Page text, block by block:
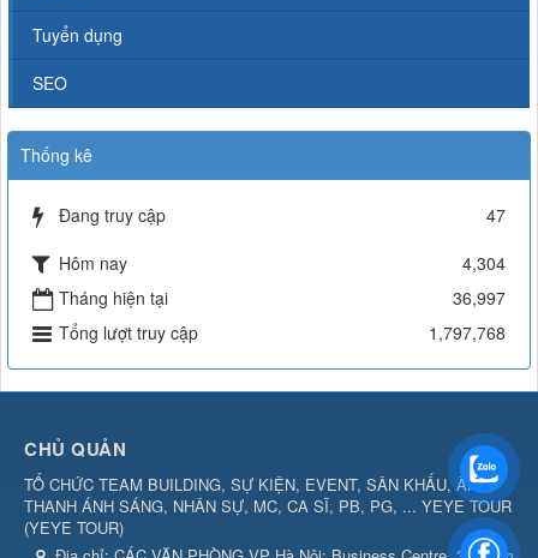
Tuyển dụng
SEO
Thống kê
Đang truy cập
47
Hôm nay
4,304
Tháng hiện tại
36,997
Tổng lượt truy cập
1,797,768
CHỦ QUẢN
TỔ CHỨC TEAM BUILDING, SỰ KIỆN, EVENT, SÂN KHẤU, ÂM
THANH ÁNH SÁNG, NHÂN SỰ, MC, CA SĨ, PB, PG, ... YEYE TOUR
(YEYE TOUR)